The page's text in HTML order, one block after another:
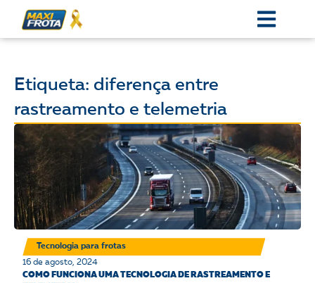
Etiqueta: diferença entre
rastreamento e telemetria
Tecnologia para frotas
16 de agosto, 2024
COMO FUNCIONA UMA TECNOLOGIA DE RASTREAMENTO E